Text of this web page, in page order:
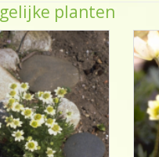
planten